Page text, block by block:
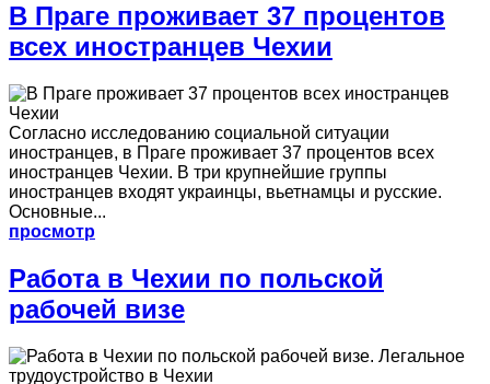
В Праге проживает 37 процентов
всех иностранцев Чехии
Согласно исследованию социальной ситуации
иностранцев, в Праге проживает 37 процентов всех
иностранцев Чехии. В три крупнейшие группы
иностранцев входят украинцы, вьетнамцы и русские.
Основные...
просмотр
Работа в Чехии по польской
рабочей визе